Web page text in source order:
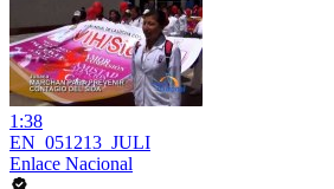
1:38
EN_051213_JULI
Enlace Nacional